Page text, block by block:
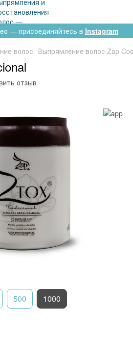
— присоединяйтесь в Instagram
волос Выпрямление волос Zap
отзыв
500 1000